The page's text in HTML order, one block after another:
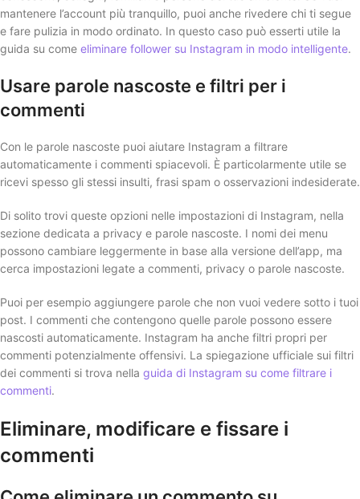
mantenere l’account più tranquillo, puoi anche rivedere chi ti segue
e fare pulizia in modo ordinato. In questo caso può esserti utile la
guida su come eliminare follower su Instagram in modo intelligente.
Usare parole nascoste e filtri per i
commenti
Con le parole nascoste puoi aiutare Instagram a filtrare
automaticamente i commenti spiacevoli. È particolarmente utile se
ricevi spesso gli stessi insulti, frasi spam o osservazioni indesiderate.
Di solito trovi queste opzioni nelle impostazioni di Instagram, nella
sezione dedicata a privacy e parole nascoste. I nomi dei menu
possono cambiare leggermente in base alla versione dell’app, ma
cerca impostazioni legate a commenti, privacy o parole nascoste.
Puoi per esempio aggiungere parole che non vuoi vedere sotto i tuoi
post. I commenti che contengono quelle parole possono essere
nascosti automaticamente. Instagram ha anche filtri propri per
commenti potenzialmente offensivi. La spiegazione ufficiale sui filtri
dei commenti si trova nella guida di Instagram su come filtrare i
commenti.
Eliminare, modificare e fissare i
commenti